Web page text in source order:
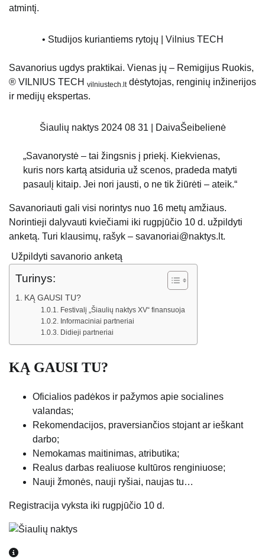
atmintį.
• Studijos kuriantiems rytojų | Vilnius TECH
Savanorius ugdys praktikai. Vienas jų – Remigijus Ruokis,
® VILNIUS TECH vilniustech.ltdėstytojas, renginių inžinerijos
ir medijų ekspertas.
Šiaulių naktys 2024 08 31 | DaivaŠeibelienė
„Savanorystė – tai žingsnis į priekį. Kiekvienas,
kuris nors kartą atsiduria už scenos, pradeda matyti
pasaulį kitaip. Jei nori jausti, o ne tik žiūrėti – ateik.“
Savanoriauti gali visi norintys nuo 16 metų amžiaus.
Norintieji dalyvauti kviečiami iki rugpjūčio 10 d. užpildyti
anketą. Turi klausimų, rašyk – savanoriai@naktys.lt.
Užpildyti savanorio anketą
Turinys:
KĄ GAUSI TU?
Festivalį „Šiaulių naktys XV“ finansuoja
Informaciniai partneriai
Didieji partneriai
KĄ GAUSI TU?
Oficialios padėkos ir pažymos apie socialines
valandas;
Rekomendacijos, praversiančios stojant ar ieškant
darbo;
Nemokamas maitinimas, atributika;
Realus darbas realiuose kultūros renginiuose;
Nauji žmonės, nauji ryšiai, naujas tu…
Registracija vyksta iki rugpjūčio 10 d.